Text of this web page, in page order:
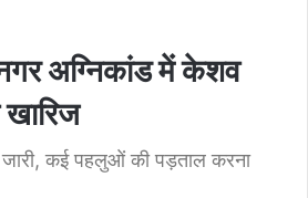
अग्निकांड में केशव
कई पहलुओं की पड़ताल करना